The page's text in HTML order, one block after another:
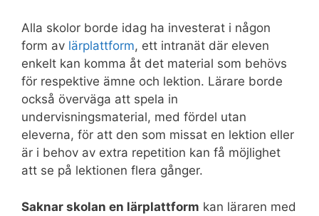
Alla skolor borde idag ha investerat i någon
form av lärplattform, ett intranät där eleven
enkelt kan komma åt det material som behövs
för respektive ämne och lektion. Lärare borde
också överväga att spela in
undervisningsmaterial, med fördel utan
eleverna, för att den som missat en lektion eller
är i behov av extra repetition kan få möjlighet
att se på lektionen flera gånger.
Saknar skolan en lärplattform kan läraren med